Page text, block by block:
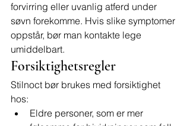
forvirring eller uvanlig atferd under
søvn forekomme. Hvis slike symptomer
oppstår, bør man kontakte lege
umiddelbart.
Forsiktighetsregler
Stilnoct bør brukes med forsiktighet
hos:
Eldre personer, som er mer